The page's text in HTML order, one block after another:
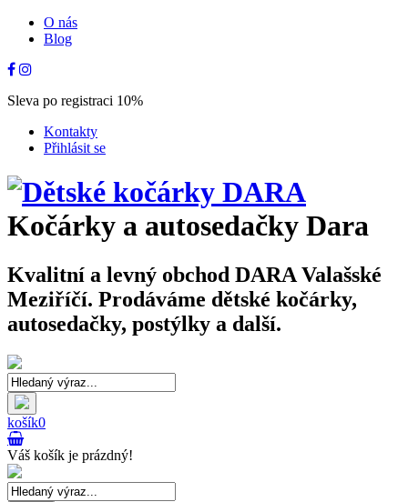
O nás
Blog
Sleva po registraci 10%
Kontakty
Přihlásit se
Kočárky a autosedačky Dara
Kvalitní a levný obchod DARA Valašské
Meziříčí. Prodáváme dětské kočárky,
autosedačky, postýlky a další.
košík0
Váš košík je prázdný!